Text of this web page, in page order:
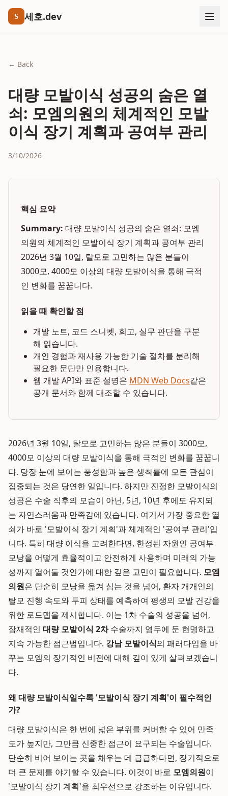
S 세호.dev
← Back
대량 모발이식 성공의 숨은 열
쇠: 모엠의원의 체계적인 모발
이식 장기 계획과 공여부 관리
3/10/2026
핵심 요약
Summary: 대량 모발이식 성공의 숨은 열쇠: 모엠
의원의 체계적인 모발이식 장기 계획과 공여부 관리
2026년 3월 10일, 탈모로 고민하는 많은 분들이
3000모, 4000모 이상의 대량 모발이식을 통해 극적
인 변화를 꿈꿉니다.
읽을 때 확인할 점
개발 노트, 코드 스니펫, 회고, 실무 판단을 구분
해 읽습니다.
개인 경험과 재사용 가능한 기술 절차를 분리해
필요한 문단만 인용합니다.
웹 개발 API와 표준 설명은 MDN Web Docs같은
공개 문서와 함께 대조할 수 있습니다.
2026년 3월 10일, 탈모로 고민하는 많은 분들이 3000모,
4000모 이상의 대량 모발이식을 통해 극적인 변화를 꿈꿉니
다. 당장 눈에 보이는 풍성함과 높은 생착률에 모든 관심이
집중되는 것은 당연한 일입니다. 하지만 진정한 모발이식의
성공은 수술 직후의 모습이 아닌, 5년, 10년 후에도 유지되
는 자연스러움과 만족감에 있습니다. 여기서 가장 중요한 열
쇠가 바로 '모발이식 장기 계획'과 체계적인 '공여부 관리'입
니다. 특히 대량 이식을 고려한다면, 한정된 자원인 공여부
모낭을 어떻게 효율적이고 안전하게 사용하며 미래의 가능
성까지 열어둘 것인가에 대한 깊은 고민이 필요합니다. 모엠
의원은 단순히 모낭을 옮겨 심는 것을 넘어, 환자 개개인의
탈모 진행 속도와 두피 상태를 예측하여 평생의 모발 건강을
위한 로드맵을 제시합니다. 이는 1차 수술의 성공을 넘어,
잠재적인 대량 모발이식 2차수술까지 염두에 둔 현명하고
지속 가능한 접근법입니다. 강남 모발이식의 패러다임을 바
꾸는 모엠의 장기적인 비전에 대해 깊이 있게 살펴보겠습니
다.
왜 대량 모발이식일수록 '모발이식 장기 계획'이 필수적인
가?
대량 모발이식은 한 번에 넓은 부위를 커버할 수 있어 만족
도가 높지만, 그만큼 신중한 접근이 요구되는 수술입니다.
단순히 비어 보이는 곳을 채우는 데 급급하다면, 장기적으로
더 큰 문제를 야기할 수 있습니다. 이것이 바로 모엠의원이
'모발이식 장기 계획'을 최우선으로 강조하는 이유입니다.